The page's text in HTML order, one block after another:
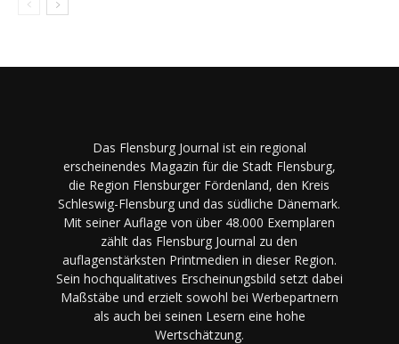
Das Flensburg Journal ist ein regional
erscheinendes Magazin für die Stadt Flensburg,
die Region Flensburger Fördenland, den Kreis
Schleswig-Flensburg und das südliche Dänemark.
Mit seiner Auflage von über 48.000 Exemplaren
zählt das Flensburg Journal zu den
auflagenstärksten Printmedien in dieser Region.
Sein hochqualitatives Erscheinungsbild setzt dabei
Maßstäbe und erzielt sowohl bei Werbepartnern
als auch bei seinen Lesern eine hohe
Wertschätzung.